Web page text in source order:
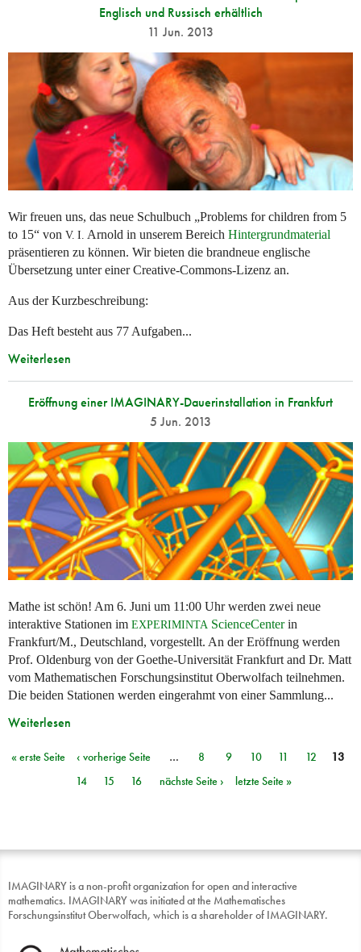
Englisch und Russisch erhältlich
11 Jun. 2013
Wir freuen uns, das neue Schulbuch „Problems for children from 5
to 15“ von V. I. Arnold in unserem Bereich Hintergrundmaterial
präsentieren zu können. Wir bieten die brandneue englische
Übersetzung unter einer Creative-Commons-Lizenz an.
Aus der Kurzbeschreibung:
Das Heft besteht aus 77 Aufgaben...
Weiterlesen
Eröffnung einer IMAGINARY-Dauerinstallation in Frankfurt
5 Jun. 2013
Mathe ist schön! Am 6. Juni um 11:00 Uhr werden zwei neue
interaktive Stationen im EXPERIMINTA ScienceCenterin
Frankfurt/M., Deutschland, vorgestellt. An der Eröffnung werden
Prof. Oldenburg von der Goethe-Universität Frankfurt and Dr. Matt
vom Mathematischen Forschungsinstitut Oberwolfach teilnehmen.
Die beiden Stationen werden eingerahmt von einer Sammlung...
Weiterlesen
Seiten
« erste Seite ‹ vorherige Seite … 8 9 10 11 12
13
14
15 16 nächste Seite › letzte Seite »
IMAGINARY is a non-profit organization for open and interactive
mathematics. IMAGINARY was initiated at the Mathematisches
Forschungsinstitut Oberwolfach, which is a shareholder of IMAGINARY.